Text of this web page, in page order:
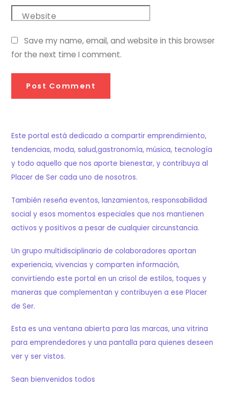
Website
Save my name, email, and website in this browser
for the next time I comment.
Este portal está dedicado a compartir emprendimiento,
tendencias, moda, salud,gastronomía, música, tecnología
y todo aquello que nos aporte bienestar, y contribuya al
Placer de Ser cada uno de nosotros.
También reseña eventos, lanzamientos, responsabilidad
social y esos momentos especiales que nos mantienen
activos y positivos a pesar de cualquier circunstancia.
Un grupo multidisciplinario de colaboradores aportan
experiencia, vivencias y comparten información,
convirtiendo este portal en un crisol de estilos, toques y
maneras que complementan y contribuyen a ese Placer
de Ser.
Esta es una ventana abierta para las marcas, una vitrina
para emprendedores y una pantalla para quienes deseen
ver y ser vistos.
Sean bienvenidos todos